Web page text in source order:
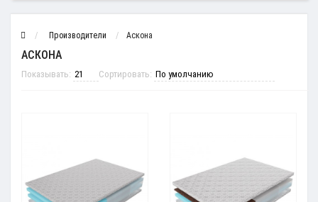
Производители Аскона
АСКОНА
Показывать: Сортировать: